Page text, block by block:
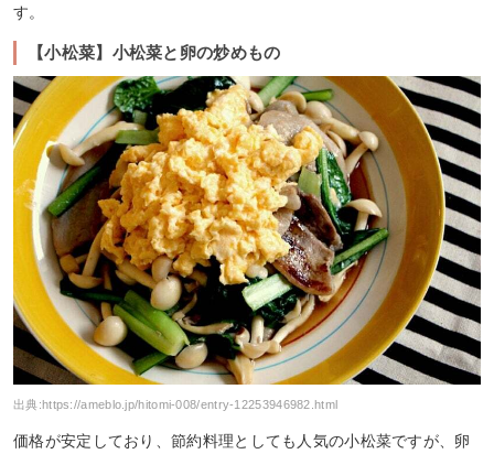
す。
【小松菜】小松菜と卵の炒めもの
出典: https://ameblo.jp/hitomi-008/entry-12253946982.html
価格が安定しており、節約料理としても人気の小松菜ですが、卵